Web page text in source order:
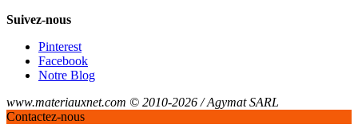
Suivez-nous
Pinterest
Facebook
Notre Blog
www.materiauxnet.com © 2010-2026 / Agymat SARL
Contactez-nous